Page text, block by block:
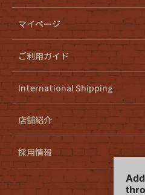
マイページ
ご利用ガイド
International Shipping
店舗紹介
採用情報